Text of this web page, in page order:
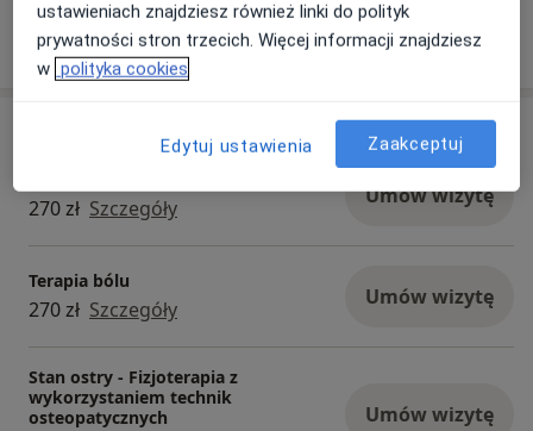
Oferujemy szeroki zakres konsultacji
specjalistycznych, w tym z zakresu: ortopedii,
andrologii, internisty, endokrynologii,
hematologii, laryngologii, pulmonologii, flebologii
diabetologii, nefrologii, neurologii, psychiatrii,
reumatologii, onkologii, medycyny estetycznej i
regeneracyjnej, medycyny podróży, dietetyki
klinicznej, fizjoterapii, osteopatii, psychoterapii
oraz logopedii/neurologodii. Nasz zespół
wykorzystuje najnowocześniejsze metody
diagnostyczne i terapeutyczne, aby wspierać
pacjentów w poprawie jakości życia.
270 zł Szczegóły Umów wizytę
Terapia bólu
270 zł Szczegóły Umów wizytę
Stan ostry - Fizjoterapia z
wykorzystaniem technik
osteopatycznych
Umów wizytę
ustawieniach znajdziesz również linki do polityk
prywatności stron trzecich. Więcej informacji znajdziesz
w polityka cookies
Edytuj ustawienia Zaakceptuj